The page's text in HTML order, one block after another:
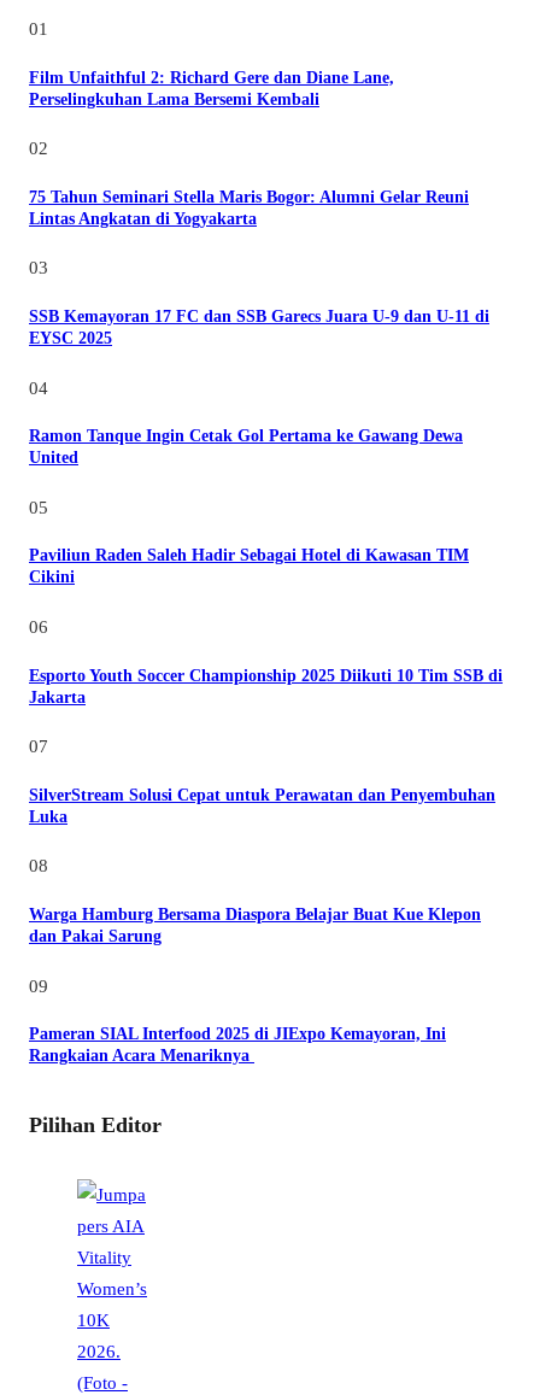
01
Film Unfaithful 2: Richard Gere dan Diane Lane,
Perselingkuhan Lama Bersemi Kembali
02
75 Tahun Seminari Stella Maris Bogor: Alumni Gelar Reuni
Lintas Angkatan di Yogyakarta
03
SSB Kemayoran 17 FC dan SSB Garecs Juara U-9 dan U-11 di
EYSC 2025
04
Ramon Tanque Ingin Cetak Gol Pertama ke Gawang Dewa
United
05
Paviliun Raden Saleh Hadir Sebagai Hotel di Kawasan TIM
Cikini
06
Esporto Youth Soccer Championship 2025 Diikuti 10 Tim SSB di
Jakarta
07
SilverStream Solusi Cepat untuk Perawatan dan Penyembuhan
Luka
08
Warga Hamburg Bersama Diaspora Belajar Buat Kue Klepon
dan Pakai Sarung
09
Pameran SIAL Interfood 2025 di JIExpo Kemayoran, Ini
Rangkaian Acara Menariknya
Pilihan Editor